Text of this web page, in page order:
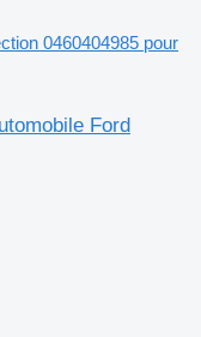
0460404985 pour
Ford